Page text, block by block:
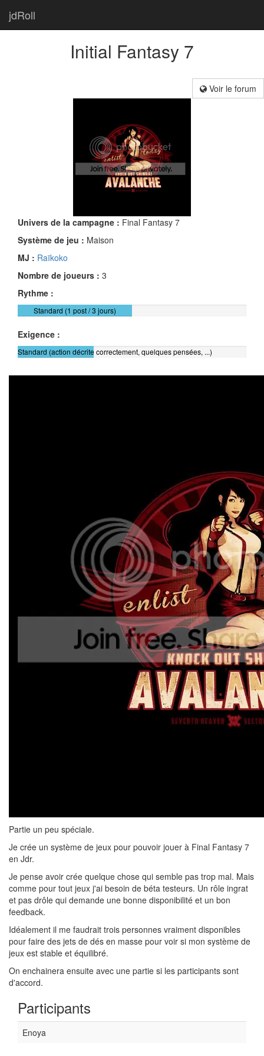
jdRoll
Initial Fantasy 7
Voir le forum
Univers de la campagne : Final Fantasy 7
Système de jeu : Maison
MJ : Raïkoko
Nombre de joueurs : 3
Rythme :
Standard (1 post / 3 jours)
Exigence :
Standard (action décrite correctement, quelques pensées, ...)
Partie un peu spéciale.
Je crée un système de jeux pour pouvoir jouer à Final Fantasy 7
en Jdr.
Je pense avoir crée quelque chose qui semble pas trop mal. Mais
comme pour tout jeux j'ai besoin de béta testeurs. Un rôle ingrat
et pas drôle qui demande une bonne disponibilité et un bon
feedback.
Idéalement il me faudrait trois personnes vraiment disponibles
pour faire des jets de dés en masse pour voir si mon système de
jeux est stable et équilibré.
On enchainera ensuite avec une partie si les participants sont
d'accord.
Participants
Enoya